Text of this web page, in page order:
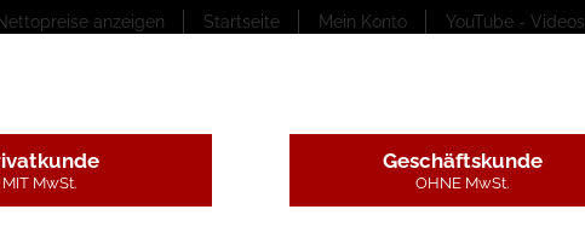
anzeigen Startseite Mein Konto YouTube - Videos
MIT MwSt.
Geschäftskunde
OHNE MwSt.